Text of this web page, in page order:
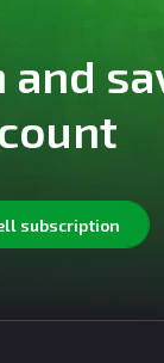
subscription